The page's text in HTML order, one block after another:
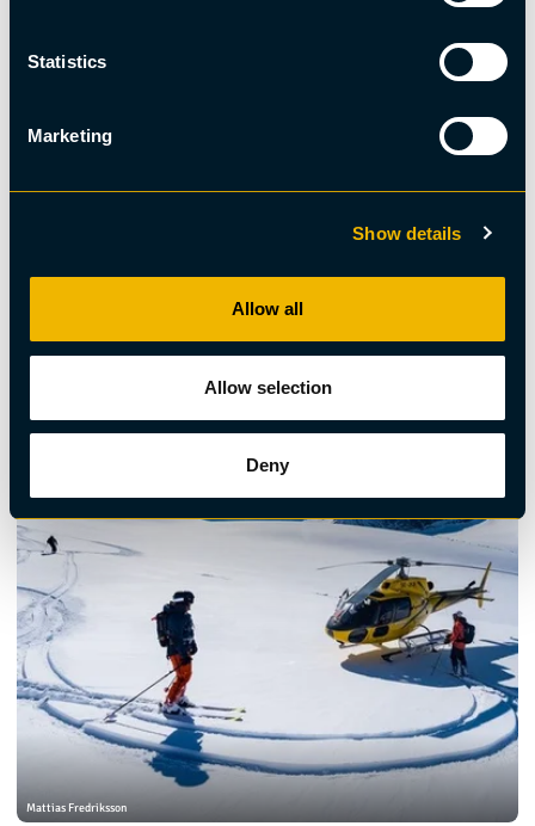
Statistics
Marketing
Show details
Allow all
Allow selection
Deny
Snöskovandring
Mattias Fredriksson